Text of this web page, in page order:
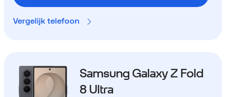
Vergelijk telefoon
Samsung Galaxy Z Fold
8 Ultra